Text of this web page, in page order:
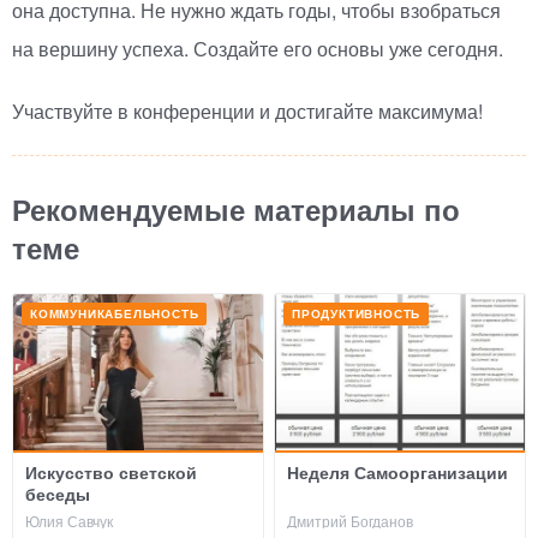
она доступна. Не нужно ждать годы, чтобы взобраться
на вершину успеха. Создайте его основы уже сегодня.
Участвуйте в конференции и достигайте максимума!
Рекомендуемые материалы по
теме
КОММУНИКАБЕЛЬНОСТЬ
Искусство светской
беседы
Юлия Савчук
ПРОДУКТИВНОСТЬ
Неделя Самоорганизации
Дмитрий Богданов